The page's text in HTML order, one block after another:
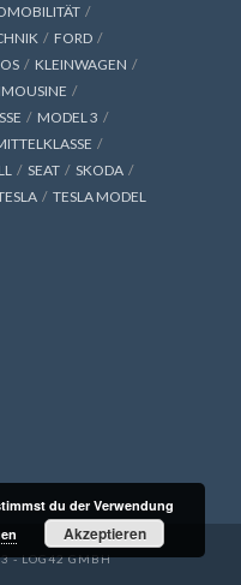
FORD
KLEINWAGEN
MODEL 3
SEAT
SKODA
TESLA MODEL
- LOG42 GMBH
du der Verwendung
Akzeptieren